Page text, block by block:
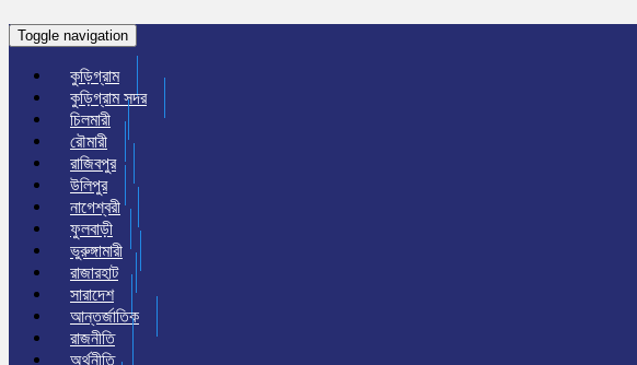
Toggle navigation
কুড়িগ্রাম
কুড়িগ্রাম সদর
চিলমারী
রৌমারী
রাজিবপুর
উলিপুর
নাগেশ্বরী
ফুলবাড়ী
ভুরুঙ্গামারী
রাজারহাট
সারাদেশ
আন্তর্জাতিক
রাজনীতি
অর্থনীতি